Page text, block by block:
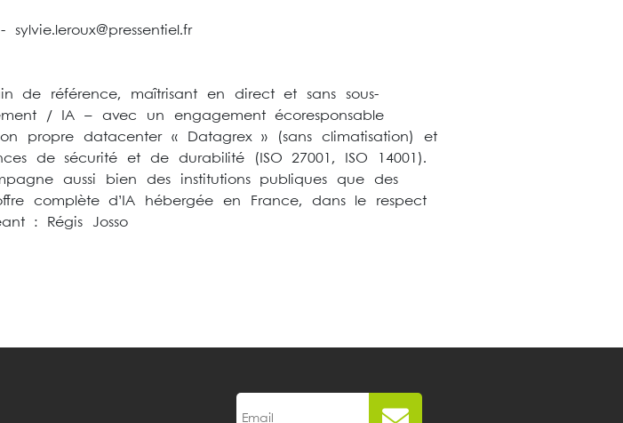
de référence, maîtrisant en direct et sans sous-
/ IA – avec un engagement écoresponsable
propre datacenter « Datagrex » (sans climatisation) et
de sécurité et de durabilité (ISO 27001, ISO 14001).
aussi bien des institutions publiques que des
complète d’IA hébergée en France, dans le respect
: Régis Josso